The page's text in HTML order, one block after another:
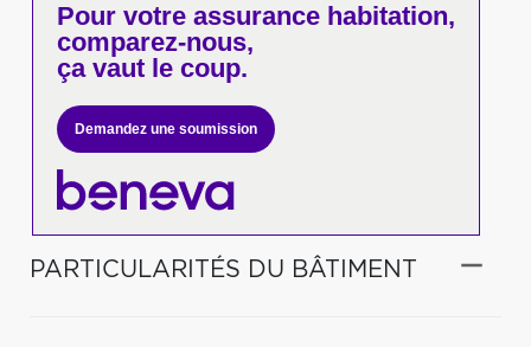
Pour votreassurance habitation,
comparez-nous,
ça vaut le coup.
Demandez une soumission
PARTICULARITÉS DU BÂTIMENT